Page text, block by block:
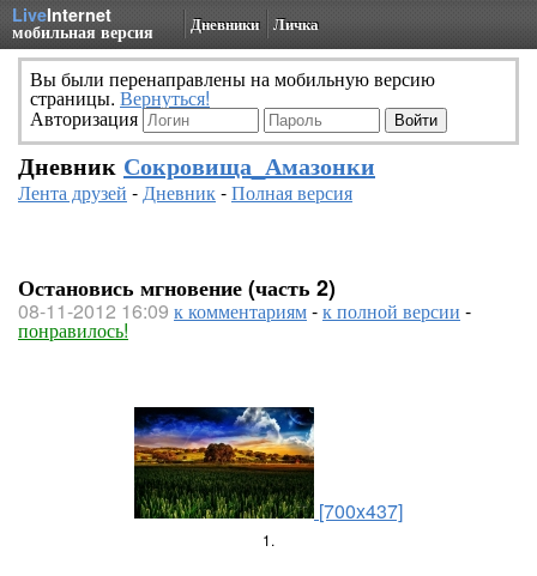
LiveInternet
мобильная версия Дневники Личка
Вы были перенаправлены на мобильную версию
страницы. Вернуться!
Авторизация
Дневник Сокровища_Амазонки
Лента друзей -Дневник-Полная версия
Остановись мгновение (часть 2)
08-11-2012 16:09 к комментариям-к полной версии -
понравилось!
[700x437]
1.